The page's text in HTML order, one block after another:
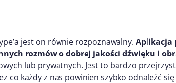
jest on równie rozpoznawalny. Aplikacja
rozmów o dobrej jakości dźwięku i
lub prywatnych. Jest to bardzo
co każdy z nas powinien szybko odnaleźć się